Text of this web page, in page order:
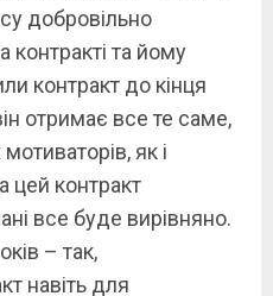
добровільно
контракті та йому
контракт до кінця
отримає все те саме,
як і
цей контракт
все буде вирівняно.
– так,
навіть для